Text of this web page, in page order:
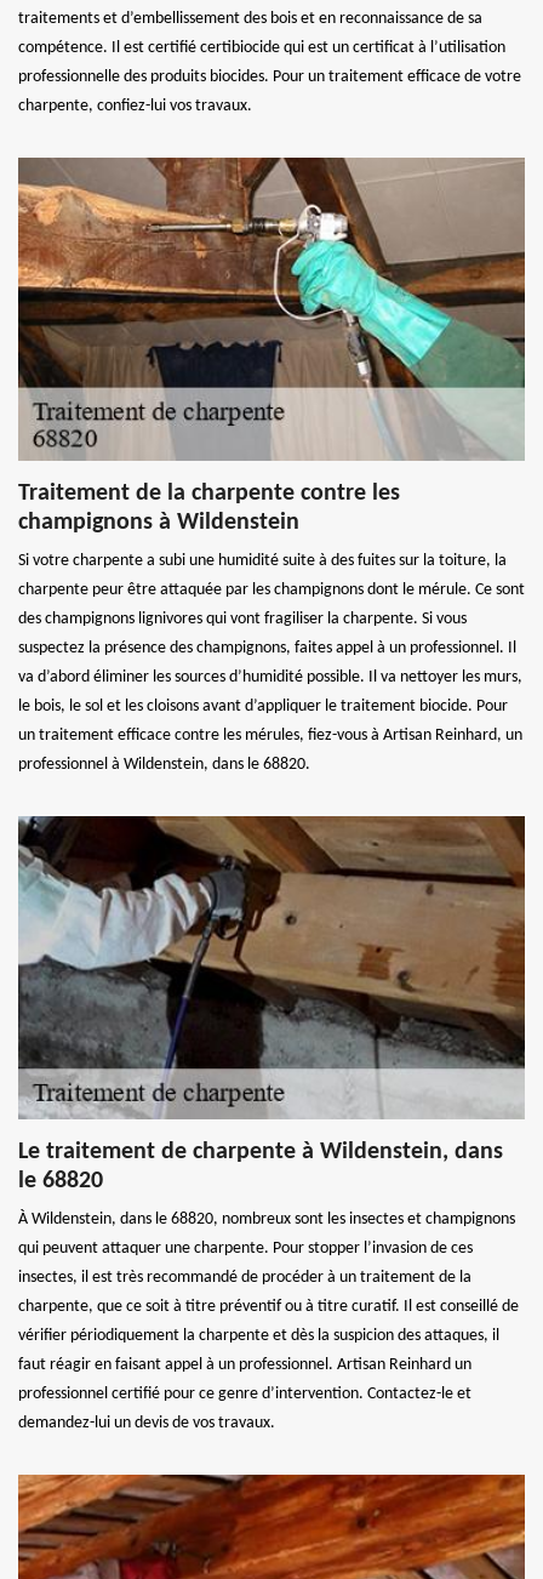
traitements et d’embellissement des bois et en reconnaissance de sa
compétence. Il est certifié certibiocide qui est un certificat à l’utilisation
professionnelle des produits biocides. Pour un traitement efficace de votre
charpente, confiez-lui vos travaux.
Traitement de la charpente contre les
champignons à Wildenstein
Si votre charpente a subi une humidité suite à des fuites sur la toiture, la
charpente peur être attaquée par les champignons dont le mérule. Ce sont
des champignons lignivores qui vont fragiliser la charpente. Si vous
suspectez la présence des champignons, faites appel à un professionnel. Il
va d’abord éliminer les sources d’humidité possible. Il va nettoyer les murs,
le bois, le sol et les cloisons avant d’appliquer le traitement biocide. Pour
un traitement efficace contre les mérules, fiez-vous à Artisan Reinhard, un
professionnel à Wildenstein, dans le 68820.
Le traitement de charpente à Wildenstein, dans
le 68820
À Wildenstein, dans le 68820, nombreux sont les insectes et champignons
qui peuvent attaquer une charpente. Pour stopper l’invasion de ces
insectes, il est très recommandé de procéder à un traitement de la
charpente, que ce soit à titre préventif ou à titre curatif. Il est conseillé de
vérifier périodiquement la charpente et dès la suspicion des attaques, il
faut réagir en faisant appel à un professionnel. Artisan Reinhard un
professionnel certifié pour ce genre d’intervention. Contactez-le et
demandez-lui un devis de vos travaux.